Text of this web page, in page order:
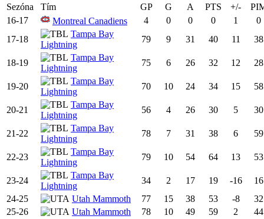
Sezóna Tím GP G A PTS +/-
16-17
Montreal Canadiens 4 0 0 0 1
0
17-18
Tampa Bay
Lightning
79 9 31 40 11 38
18-19
Tampa Bay
Lightning
75 6 26 32 12 28
19-20
Tampa Bay
Lightning
70 10 24 34 15 58
20-21
Tampa Bay
Lightning
56 4 26 30 5 30
21-22
Tampa Bay
Lightning
78 7 31 38 6 59
22-23
Tampa Bay
Lightning
79 10 54 64 13 53
23-24
Tampa Bay
Lightning
34 2 17 19 -16
16
24-25
Utah Mammoth 77 15 38 53 -8
32
25-26
Utah Mammoth 78 10 49 59 2
44